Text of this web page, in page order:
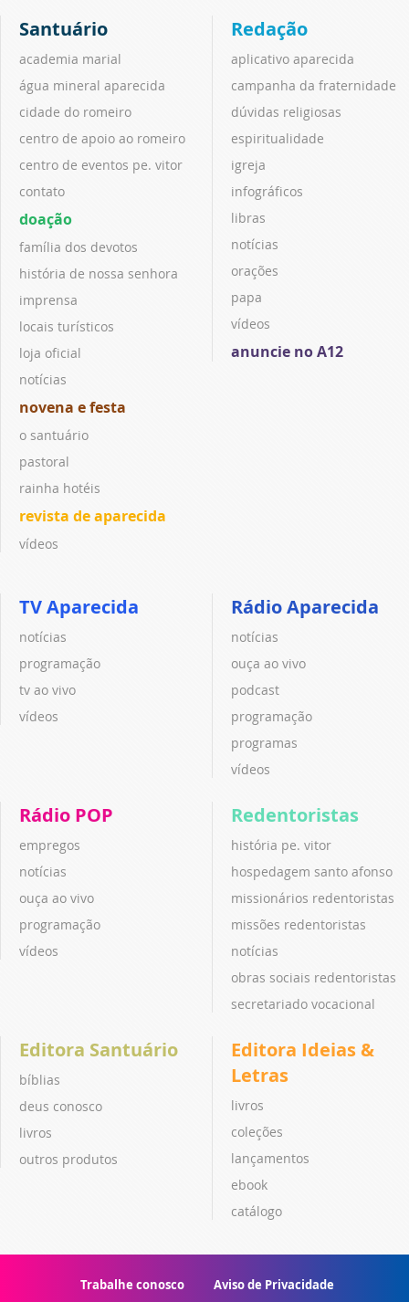
Santuário
academia marial
água mineral aparecida
cidade do romeiro
centro de apoio ao romeiro
centro de eventos pe. vitor
contato
doação
família dos devotos
história de nossa senhora
imprensa
locais turísticos
loja oficial
notícias
novena e festa
o santuário
pastoral
rainha hotéis
revista de aparecida
vídeos
Redação
aplicativo aparecida
campanha da fraternidade
dúvidas religiosas
espiritualidade
igreja
infográficos
libras
notícias
orações
papa
vídeos
anuncie no A12
TV Aparecida
notícias
programação
tv ao vivo
vídeos
Rádio Aparecida
notícias
ouça ao vivo
podcast
programação
programas
vídeos
Rádio POP
empregos
notícias
ouça ao vivo
programação
vídeos
Redentoristas
história pe. vitor
hospedagem santo afonso
missionários redentoristas
missões redentoristas
notícias
obras sociais redentoristas
secretariado vocacional
Editora Santuário
bíblias
deus conosco
livros
outros produtos
Editora Ideias &
Letras
livros
coleções
lançamentos
ebook
catálogo
Trabalhe conosco Aviso de Privacidade